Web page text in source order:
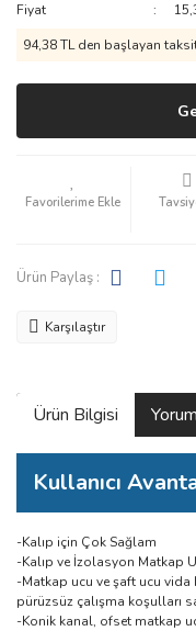
Fiyat
94,38 TL den başlayan
Ürün Paylaş :
Karşılaştır
Ürün Bilgisi
Kullanıcı
-Kalıp için Çok Sağlam
-Kalıp ve İzolasyon Matkap
-Matkap ucu ve şaft ucu vida
pürüzsüz çalışma koşulları
-Konik kanal, ofset matkap